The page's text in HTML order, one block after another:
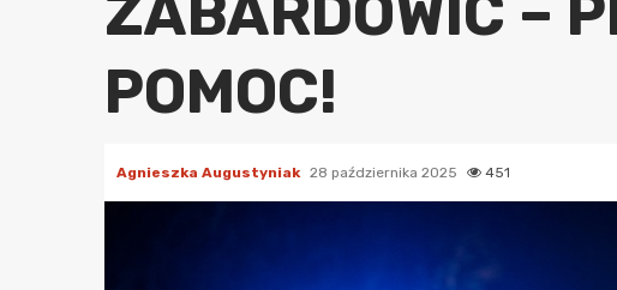
ZABARDOWIC –
POMOC!
Agnieszka Augustyniak 28 października 2025 451